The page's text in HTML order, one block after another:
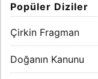
Popüler Diziler
Çirkin Fragman
Doğanın Kanunu